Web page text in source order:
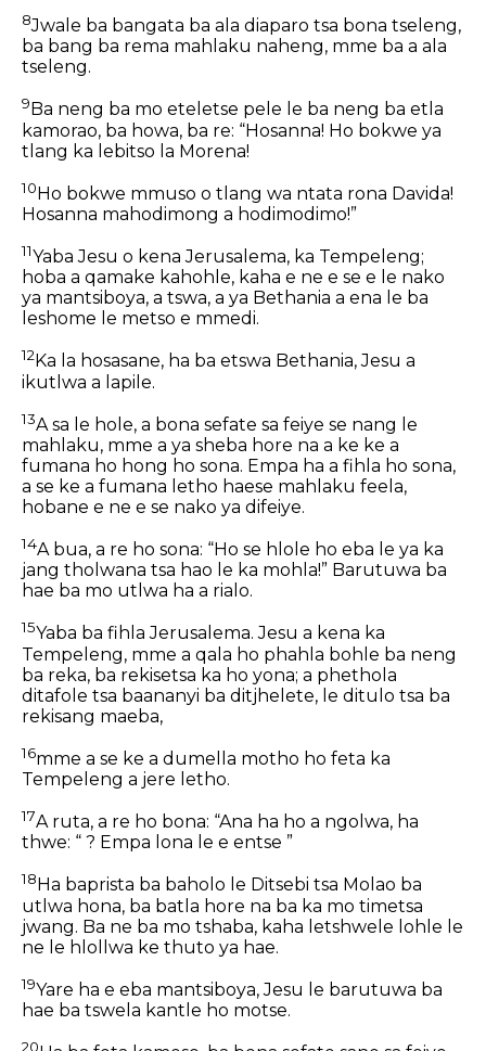
8Jwale ba bangata ba ala diaparo tsa bona tseleng,
ba bang ba rema mahlaku naheng, mme ba a ala
tseleng.
9 Ba neng ba mo eteletse pele le ba neng ba etla
kamorao, ba howa, ba re: “Hosanna! Ho bokwe ya
tlang ka lebitso la Morena!
10Ho bokwe mmuso o tlang wa ntata rona Davida!
Hosanna mahodimong a hodimodimo!”
11Yaba Jesu o kena Jerusalema, ka Tempeleng;
hoba a qamake kahohle, kaha e ne e se e le nako
ya mantsiboya, a tswa, a ya Bethania a ena le ba
leshome le metso e mmedi.
12Ka la hosasane, ha ba etswa Bethania, Jesu a
ikutlwa a lapile.
13A sa le hole, a bona sefate sa feiye se nang le
mahlaku, mme a ya sheba hore na a ke ke a
fumana ho hong ho sona. Empa ha a fihla ho sona,
a se ke a fumana letho haese mahlaku feela,
hobane e ne e se nako ya difeiye.
14A bua, a re ho sona: “Ho se hlole ho eba le ya ka
jang tholwana tsa hao le ka mohla!” Barutuwa ba
hae ba mo utlwa ha a rialo.
15Yaba ba fihla Jerusalema. Jesu a kena ka
Tempeleng, mme a qala ho phahla bohle ba neng
ba reka, ba rekisetsa ka ho yona; a phethola
ditafole tsa baananyi ba ditjhelete, le ditulo tsa ba
rekisang maeba,
16mme a se ke a dumella motho ho feta ka
Tempeleng a jere letho.
17A ruta, a re ho bona: “Ana ha ho a ngolwa, ha
thwe: “ ? Empa lona le e entse ”
18 Ha baprista ba baholo le Ditsebi tsa Molao ba
utlwa hona, ba batla hore na ba ka mo timetsa
jwang. Ba ne ba mo tshaba, kaha letshwele lohle le
ne le hlollwa ke thuto ya hae.
19Yare ha e eba mantsiboya, Jesu le barutuwa ba
hae ba tswela kantle ho motse.
20